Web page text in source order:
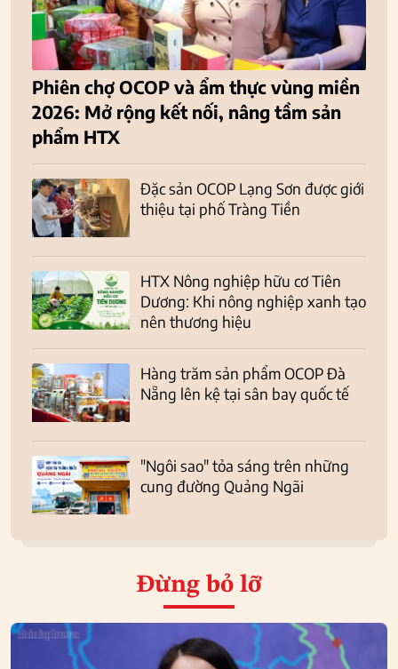
Phiên chợ OCOP và ẩm thực vùng miền
2026: Mở rộng kết nối, nâng tầm sản
phẩm HTX
Đặc sản OCOP Lạng Sơn được giới
thiệu tại phố Tràng Tiền
HTX Nông nghiệp hữu cơ Tiên
Dương: Khi nông nghiệp xanh tạo
nên thương hiệu
Hàng trăm sản phẩm OCOP Đà
Nẵng lên kệ tại sân bay quốc tế
"Ngôi sao" tỏa sáng trên những
cung đường Quảng Ngãi
Đừng bỏ lỡ